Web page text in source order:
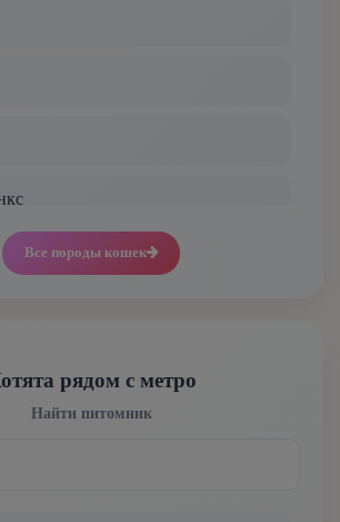
Все породы кошек
рядом с метро
Найти питомник